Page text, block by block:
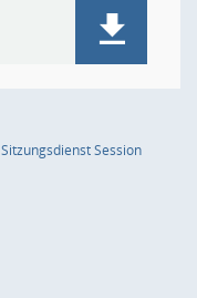
SitzungsdienstSession(Wird in